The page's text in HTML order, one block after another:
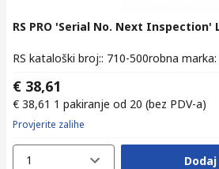
RS PRO 'Serial No. Next Inspection'
RS kataloški broj:: 710-500robna marka:
€ 38,61
€ 38,61 1 pakiranje od 20 (bez PDV-a)
Provjerite zalihe
1